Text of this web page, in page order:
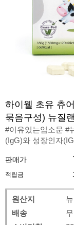
하이웰 초유 츄
묶음구성) 뉴질
#이유있는입소문 #
(IgG)와 성장인자
판매가
적립금
원산지
배송